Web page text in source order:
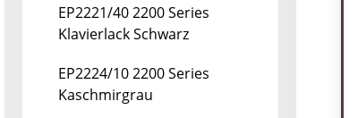
EP2221/40 2200 Series
Klavierlack Schwarz
EP2224/10 2200 Series
Kaschmirgrau